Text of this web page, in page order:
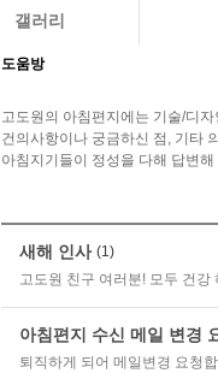
갤러리
도움방
고도원의 아침편지에는 기술/디
건의사항이나 궁금하신 점, 기타
아침지기들이 정성을 다해 답변
새해 인사 (1)
고도원 친구 여러분! 모두 건강
아침편지 수신 메일 변경
퇴직하게 되어 메일변경 요청